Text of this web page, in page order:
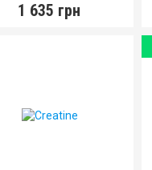
1 635 грн